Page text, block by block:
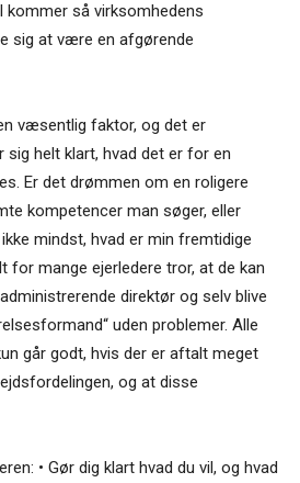
kommer så virksomhedens
sig at være en afgørende
væsentlig faktor, og det er
sig helt klart, hvad det er for en
Er det drømmen om en roligere
kompetencer man søger, eller
mindst, hvad er min fremtidige
for mange ejerledere tror, at de kan
direktør og selv blive
uden problemer. Alle
går godt, hvis der er aftalt meget
og at disse
• Gør dig klart hvad du vil, og hvad